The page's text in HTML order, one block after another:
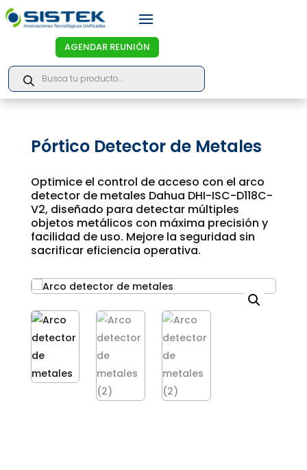
AGENDAR REUNIÓN
Products
search
Pórtico Detector de Metales
Optimice el control de acceso con el arco
detector de metales Dahua DHI-ISC-D118C-
V2, diseñado para detectar múltiples
objetos metálicos con máxima precisión y
facilidad de uso. Mejore la seguridad sin
sacrificar eficiencia operativa.